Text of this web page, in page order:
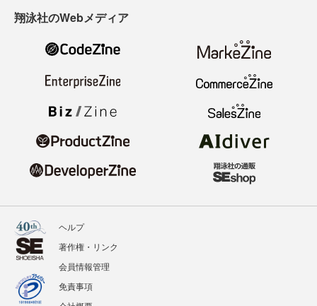
翔泳社のWebメディア
ヘルプ
著作権・リンク
会員情報管理
免責事項